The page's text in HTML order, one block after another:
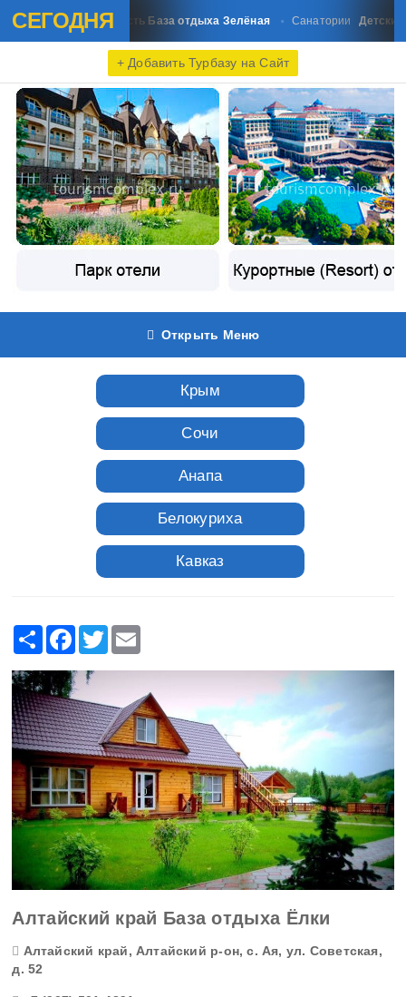
СЕГОДНЯ
Амурская область База отдыха Зелёная Санатории Детский
+ Добавить Турбазу на Сайт
Открыть Меню
Крым
Сочи
Анапа
Белокуриха
Кавказ
Приэльбрусье
Дельта Волги
Раскаты Волги
Адыгея
Алтайский край
Архангельская область
Share Facebook
Twitter
Алтайский край База отдыха Ёлки
Алтайский край, Алтайский р-он, с. Ая, ул. Советская,
д. 52